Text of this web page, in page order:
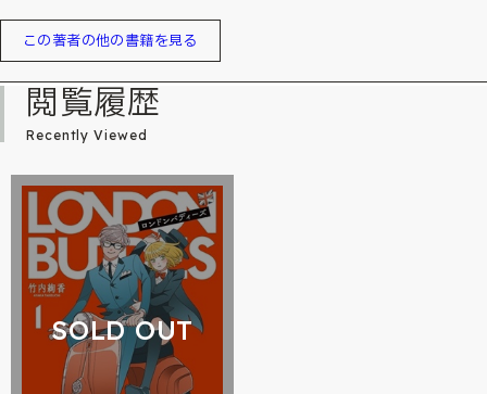
この著者の他の書籍を見る
閲覧履歴
Recently Viewed
SOLD OUT